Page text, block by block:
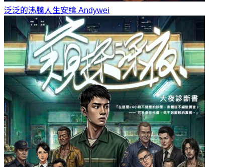
泛泛的沸騰人生安緯 Andywei